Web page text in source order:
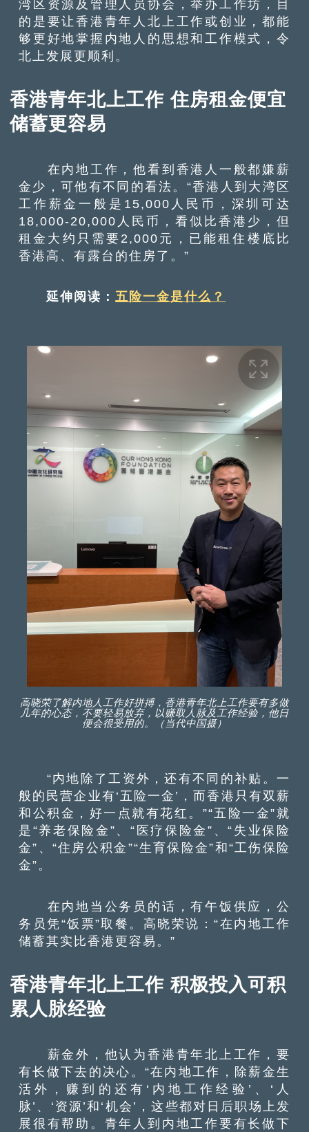
湾区资源及管理人员协会，举办工作坊，目
的是要让香港青年人北上工作或创业，都能
够更好地掌握内地人的思想和工作模式，令
北上发展更顺利。
香港青年北上工作 住房租金便宜
储蓄更容易
在内地工作，他看到香港人一般都嫌薪
金少，可他有不同的看法。“香港人到大湾区
工作薪金一般是15,000人民币，深圳可达
18,000-20,000人民币，看似比香港少，但
租金大约只需要2,000元，已能租住楼底比
香港高、有露台的住房了。”
延伸阅读： 五险一金是什么？
高晓荣了解内地人工作好拼搏，香港青年北上工作要有多做
几年的心态，不要轻易放弃，以赚取人脉及工作经验，他日
便会很受用的。（当代中国摄）
“内地除了工资外，还有不同的补贴。一
般的民营企业有‘五险一金’，而香港只有双薪
和公积金，好一点就有花红。”“五险一金”就
是“养老保险金”、“医疗保险金”、“失业保险
金”、“住房公积金”“生育保险金”和“工伤保险
金”。
在内地当公务员的话，有午饭供应，公
务员凭“饭票”取餐。高晓荣说：“在内地工作
储蓄其实比香港更容易。”
香港青年北上工作 积极投入可积
累人脉经验
薪金外，他认为香港青年北上工作，要
有长做下去的决心。“在内地工作，除薪金生
活外，赚到的还有‘内地工作经验’、‘人
脉’、‘资源’和‘机会’，这些都对日后职场上发
展很有帮助。青年人到内地工作要有长做下